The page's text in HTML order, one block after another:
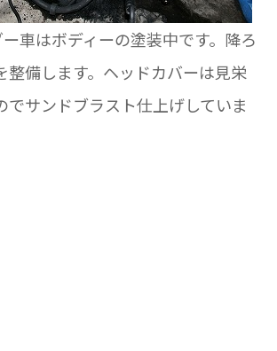
車はボディーの塗装中です。降ろ
整備します。ヘッドカバーは見栄
でサンドブラスト仕上げしていま